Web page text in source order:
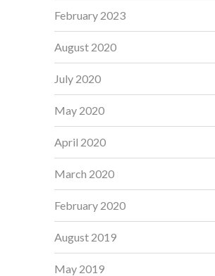
February 2023
August 2020
July 2020
May 2020
April 2020
March 2020
February 2020
August 2019
May 2019